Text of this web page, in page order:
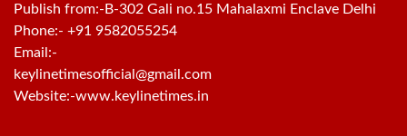
Publish from:- B-302 Gali no.15 Mahalaxmi Enclave Delhi
Phone:- +91 9582055254
Email:-
keylinetimesofficial@gmail.com
Website:-www.keylinetimes.in